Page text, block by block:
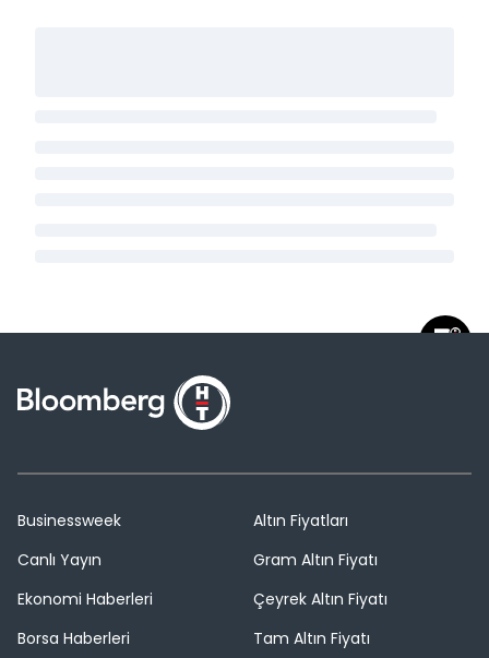
Businessweek
Canlı Yayın
Ekonomi Haberleri
Borsa Haberleri
Altın Fiyatları
Gram Altın Fiyatı
Çeyrek Altın Fiyatı
Tam Altın Fiyatı